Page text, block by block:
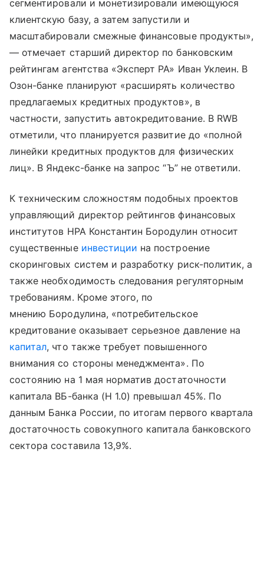
сегментировали и монетизировали имеющуюся
клиентскую базу, а затем запустили и
масштабировали смежные финансовые продукты»,
— отмечает старший директор по банковским
рейтингам агентства «Эксперт РА» Иван Уклеин. В
Озон-банке планируют «расширять количество
предлагаемых кредитных продуктов», в
частности, запустить автокредитование. В RWB
отметили, что планируется развитие до «полной
линейки кредитных продуктов для физических
лиц». В Яндекс-банке на запрос “Ъ” не ответили.
К техническим сложностям подобных проектов
управляющий директор рейтингов финансовых
институтов НРА Константин Бородулин относит
существенные инвестиции на построение
скоринговых систем и разработку риск-политик, а
также необходимость следования регуляторным
требованиям. Кроме этого, по
мнению Бородулина, «потребительское
кредитование оказывает серьезное давление на
капитал, что также требует повышенного
внимания со стороны менеджмента». По
состоянию на 1 мая норматив достаточности
капитала ВБ-банка (Н 1.0) превышал 45%. По
данным Банка России, по итогам первого квартала
достаточность совокупного капитала банковского
сектора составила 13,9%.